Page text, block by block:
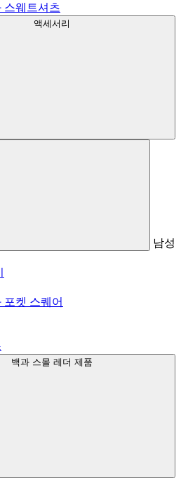
스웨트셔츠
액세서리
남성
포켓 스퀘어
백과 스몰 레더 제품